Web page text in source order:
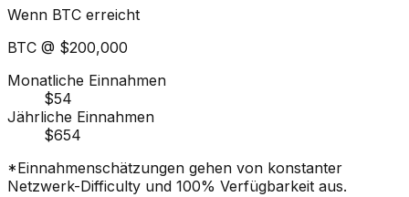
Wenn BTC erreicht
BTC @ $200,000
Monatliche Einnahmen
$54
Jährliche Einnahmen
$654
*Einnahmenschätzungen gehen von konstanter
Netzwerk-Difficulty und 100% Verfügbarkeit aus.